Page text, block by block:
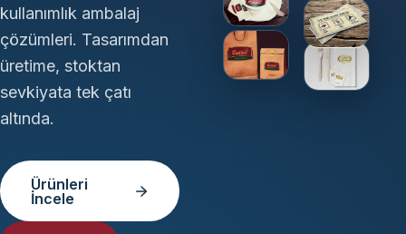
kullanımlık ambalaj
çözümleri. Tasarımdan
üretime, stoktan
sevkiyata tek çatı
altında.
Ürünleri
İncele